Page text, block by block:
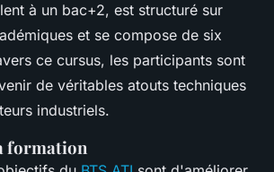
à un bac+2, est structuré sur
et se compose de six
ce cursus, les participants sont
de véritables atouts techniques
industriels.
formation